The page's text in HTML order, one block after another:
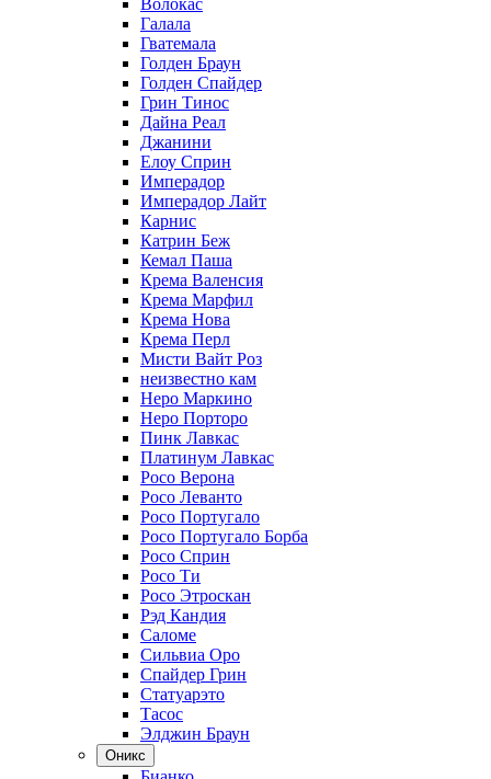
Волокас
Галала
Гватемала
Голден Браун
Голден Спайдер
Грин Тинос
Дайна Реал
Джанини
Елоу Сприн
Имперадор
Имперадор Лайт
Карнис
Катрин Беж
Кемал Паша
Крема Валенсия
Крема Марфил
Крема Нова
Крема Перл
Мисти Вайт Роз
неизвестно кам
Неро Маркино
Неро Порторо
Пинк Лавкаc
Платинум Лавкас
Росо Верона
Росо Леванто
Росо Португало
Росо Португало Борба
Росо Сприн
Росо Ти
Росо Этроскан
Рэд Кандия
Саломе
Сильвиа Оро
Спайдер Грин
Статуарэто
Тасос
Элджин Браун
Оникс